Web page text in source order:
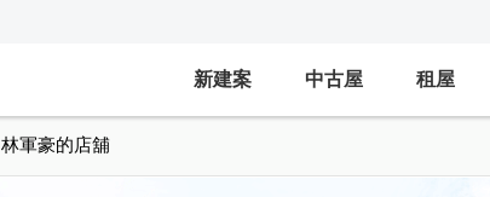
新建案 中古屋 租屋
林軍豪的店舖